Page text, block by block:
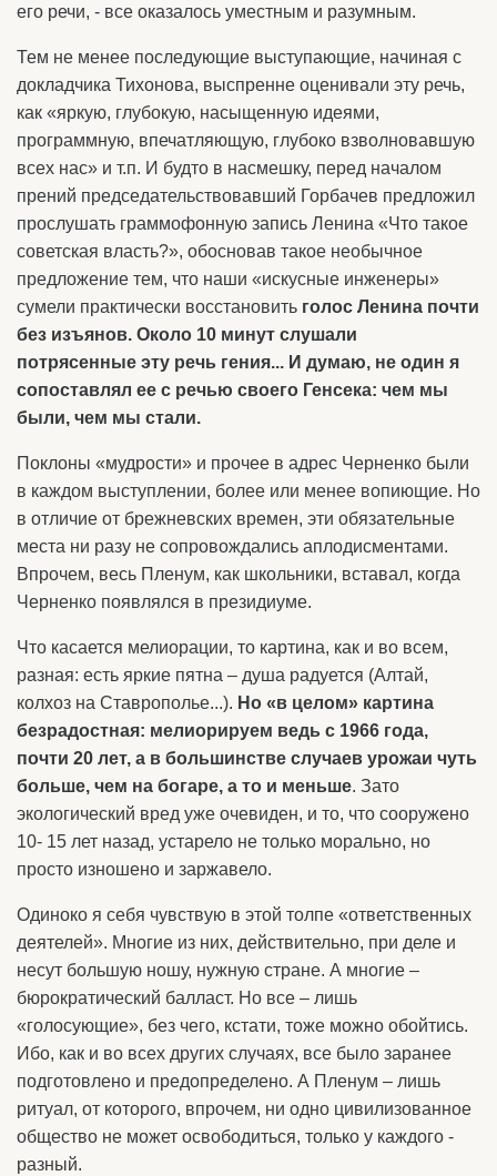
его речи, - все оказалось уместным и разумным.
Тем не менее последующие выступающие, начиная с
докладчика Тихонова, выспренне оценивали эту речь,
как «яркую, глубокую, насыщенную идеями,
программную, впечатляющую, глубоко взволновавшую
всех нас» и т.п. И будто в насмешку, перед началом
прений председательствовавший Горбачев предложил
прослушать граммофонную запись Ленина «Что такое
советская власть?», обосновав такое необычное
предложение тем, что наши «искусные инженеры»
сумели практически восстановить голос Ленина почти
без изъянов. Около 10 минут слушали
потрясенные эту речь гения... И думаю, не один я
сопоставлял ее с речью своего Генсека: чем мы
были, чем мы стали.
Поклоны «мудрости» и прочее в адрес Черненко были
в каждом выступлении, более или менее вопиющие. Но
в отличие от брежневских времен, эти обязательные
места ни разу не сопровождались аплодисментами.
Впрочем, весь Пленум, как школьники, вставал, когда
Черненко появлялся в президиуме.
Что касается мелиорации, то картина, как и во всем,
разная: есть яркие пятна – душа радуется (Алтай,
колхоз на Ставрополье...). Но «в целом» картина
безрадостная: мелиорируем ведь с 1966 года,
почти 20 лет, а в большинстве случаев урожаи чуть
больше, чем на богаре, а то и меньше. Зато
экологический вред уже очевиден, и то, что сооружено
10- 15 лет назад, устарело не только морально, но
просто изношено и заржавело.
Одиноко я себя чувствую в этой толпе «ответственных
деятелей». Многие из них, действительно, при деле и
несут большую ношу, нужную стране. А многие –
бюрократический балласт. Но все – лишь
«голосующие», без чего, кстати, тоже можно обойтись.
Ибо, как и во всех других случаях, все было заранее
подготовлено и предопределено. А Пленум – лишь
ритуал, от которого, впрочем, ни одно цивилизованное
общество не может освободиться, только у каждого -
разный.